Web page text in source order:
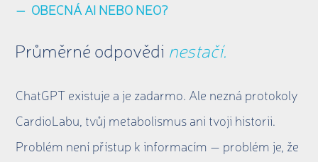
— OBECNÁ AI NEBO NEO?
Průměrné odpovědi nestačí.
ChatGPT existuje a je zadarmo. Ale nezná protokoly
CardioLabu, tvůj metabolismus ani tvoji historii.
Problém není přístup k informacím — problém je, že